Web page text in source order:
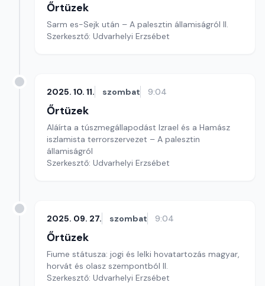
Őrtüzek
Sarm es-Sejk után – A palesztin államiságról II.
Szerkesztő: Udvarhelyi Erzsébet
2025. 10. 11. szombat 9:04
Őrtüzek
Aláírta a túszmegállapodást Izrael és a Hamász
iszlamista terrorszervezet – A palesztin
államiságról
Szerkesztő: Udvarhelyi Erzsébet
2025. 09. 27. szombat 9:04
Őrtüzek
Fiume státusza: jogi és lelki hovatartozás magyar,
horvát és olasz szempontból II.
Szerkesztő: Udvarhelyi Erzsébet